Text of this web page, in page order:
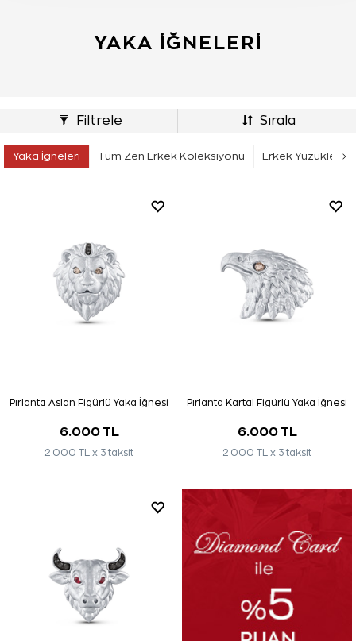
YAKA İĞNELERI
Filtrele Sırala
Tüm Zen Erkek Koleksiyonu Erkek Yüzükleri
Yaka İğneleri
Pırlanta Aslan Figürlü Yaka İğnesi
6.000 TL
2.000 TL x 3 taksit
Pırlanta Kartal Figürlü Yaka İğnesi
6.000 TL
2.000 TL x 3 taksit